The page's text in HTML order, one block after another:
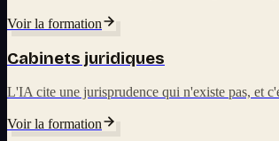
Voir la formation
Cabinets juridiques
L'IA cite une jurisprudence qui n'existe pas, et
Voir la formation